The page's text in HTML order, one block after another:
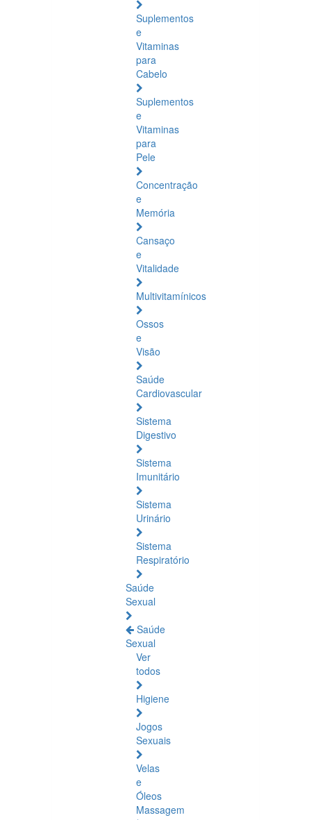
Suplementos
e
Vitaminas
para
Cabelo
Suplementos
e
Vitaminas
para
Pele
Concentração
e
Memória
Cansaço
e
Vitalidade
Multivitamínicos
Ossos
e
Visão
Saúde
Cardiovascular
Sistema
Digestivo
Sistema
Imunitário
Sistema
Urinário
Sistema
Respiratório
Saúde
Sexual
Saúde
Sexual
Ver
todos
Higiene
Jogos
Sexuais
Velas
e
Óleos
Massagem